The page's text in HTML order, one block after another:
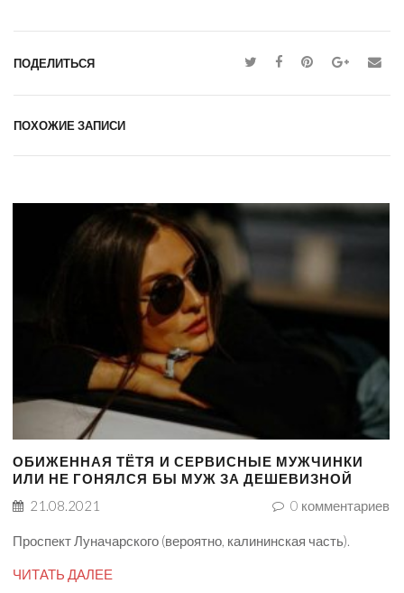
ПОДЕЛИТЬСЯ
ПОХОЖИЕ ЗАПИСИ
ОБИЖЕННАЯ ТЁТЯ И СЕРВИСНЫЕ МУЖЧИНКИ
ИЛИ НЕ ГОНЯЛСЯ БЫ МУЖ ЗА ДЕШЕВИЗНОЙ
21.08.2021
0 комментариев
Проспект Луначарского (вероятно, калининская часть).
ЧИТАТЬ ДАЛЕЕ